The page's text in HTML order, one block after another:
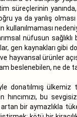
süreçlerinin
ya da yanlış
nüfusun sağlıklı
gen kaynakları gibi
hayvansal ürünler
beslenebilen, ne de
donatılmış ülkemiz
hıncımızı, bu
bir aymazlıkla